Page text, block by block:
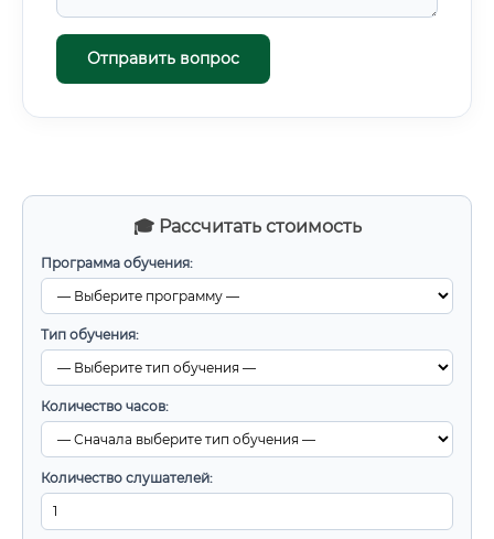
🎓 Рассчитать стоимость
Программа обучения:
Тип обучения:
Количество часов:
Количество слушателей:
Отправить вопрос